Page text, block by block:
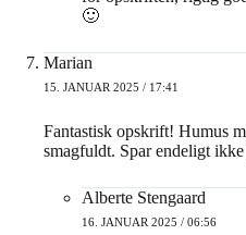
🙂
Marian
15. JANUAR 2025 / 17:41
Fantastisk opskrift! Humus
smagfuldt. Spar endeligt
Alberte Stengaard
16. JANUAR 2025 / 06:56